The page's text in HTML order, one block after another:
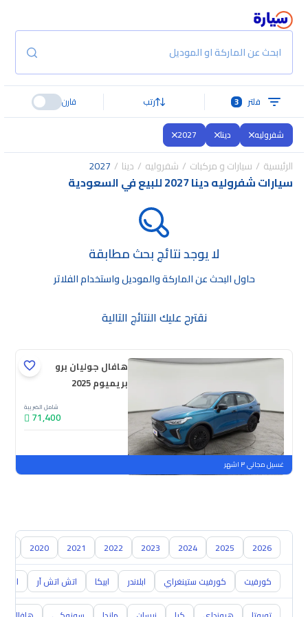
ابحث عن الماركة او الموديل
فلتر 3 رتب قارن
شفروليه دينا 2027
الرئيسية سيارات و مركبات شفروليه دينا 2027
سيارات شفروليه دينا 2027 للبيع في السعودية
لا يوجد نتائج بحث مطابقة
حاول البحث عن الماركة والموديل واستخدام الفلاتر
نقترح عليك النتائج التالية
هافال جوليان برو
بريميوم 2025
شامل الضريبة
71,400
جديدة
ملوحة
غسيل مجاني ٣ اشهر
2026
2025
2024
2023
2022
2021
2020
كورفيت كورفيت ستينغراي ابلاندر ابيكا اتش اتش آر اس 10